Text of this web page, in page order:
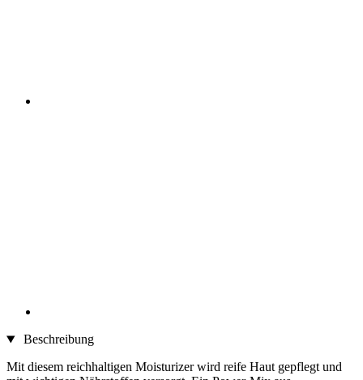
Beschreibung
Mit diesem reichhaltigen Moisturizer wird reife Haut gepflegt und